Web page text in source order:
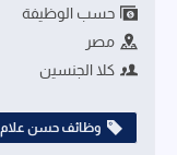
حسب الوظيفة
مصر
كلا الجنسين
وظائف حسن علام